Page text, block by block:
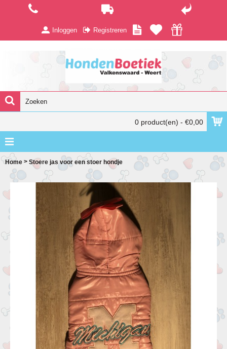
Inloggen Registreren
0 product(en) - €0,00
Home > Stoere jas voor een stoer hondje